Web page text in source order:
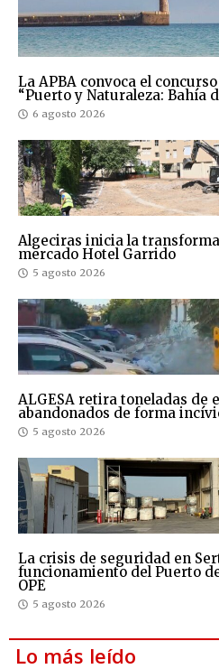
La APBA convoca el
“Puerto y Naturaleza: Bahía
6 agosto 2026
Algeciras inicia la
mercado Hotel Garrido
5 agosto 2026
ALGESA retira toneladas de
abandonados de forma
5 agosto 2026
La crisis de seguridad en
funcionamiento del Puerto
OPE
5 agosto 2026
Lo más leído